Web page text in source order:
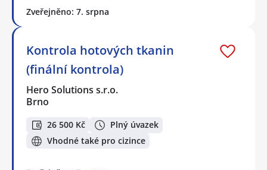
Zveřejněno: 7. srpna
Kontrola hotových tkanin
(finální kontrola)
Hero Solutions s.r.o.
Brno
26 500 Kč
Plný úvazek
Vhodné také pro cizince